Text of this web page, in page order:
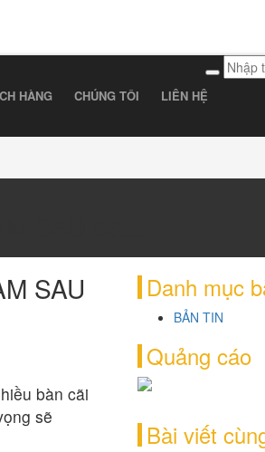
HÀNG CHÚNG TÔI LIÊN HỆ
SAU
bàn cãi
sẽ
Danh mục
BẢN TIN
Quảng cáo
Bài viết